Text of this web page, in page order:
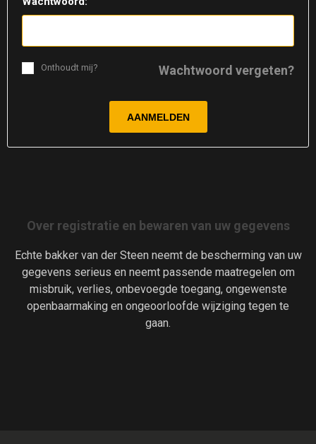
Wachtwoord vergeten?
Onthoudt mij?
Over registratie en bewaren van uw gegevens
Echte bakker van der Steen neemt de bescherming van uw
gegevens serieus en neemt passende maatregelen om
misbruik, verlies, onbevoegde toegang, ongewenste
openbaarmaking en ongeoorloofde wijziging tegen te
gaan.